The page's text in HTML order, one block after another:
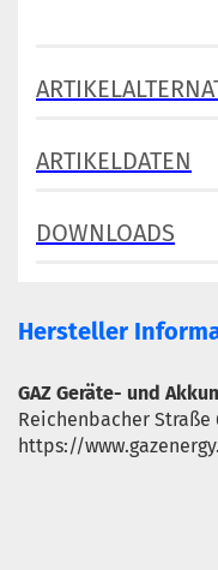
ARTIKELDATEN
DOWNLOADS
Hersteller
GAZ Geräte- und
Reichenbacher Straße
https://